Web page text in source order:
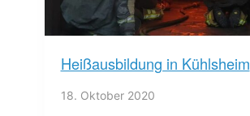
Heißausbildung in Kühlsheim
18. Oktober 2020